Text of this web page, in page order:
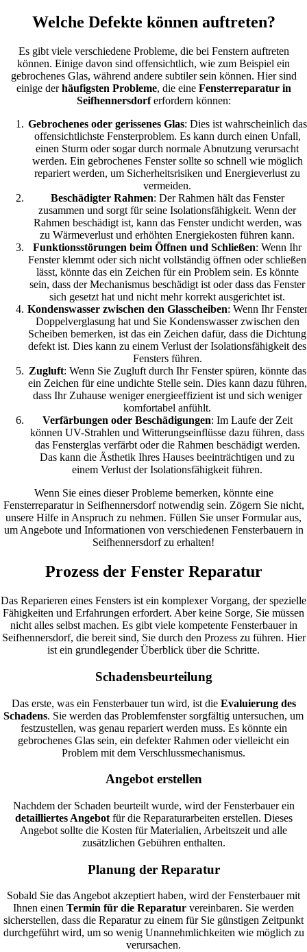
Welche Defekte können auftreten?
Es gibt viele verschiedene Probleme, die bei Fenstern auftreten
können. Einige davon sind offensichtlich, wie zum Beispiel ein
gebrochenes Glas, während andere subtiler sein können. Hier sind
einige derhäufigsten Probleme, die eine Fensterreparatur in
Seifhennersdorferfordern können:
Gebrochenes oder gerissenes Glas: Dies ist wahrscheinlich das
offensichtlichste Fensterproblem. Es kann durch einen Unfall,
einen Sturm oder sogar durch normale Abnutzung verursacht
werden. Ein gebrochenes Fenster sollte so schnell wie möglich
repariert werden, um Sicherheitsrisiken und Energieverlust zu
vermeiden.
Beschädigter Rahmen: Der Rahmen hält das Fenster
zusammen und sorgt für seine Isolationsfähigkeit. Wenn der
Rahmen beschädigt ist, kann das Fenster undicht werden, was
zu Wärmeverlust und erhöhten Energiekosten führen kann.
Funktionsstörungen beim Öffnen und Schließen: Wenn Ihr
Fenster klemmt oder sich nicht vollständig öffnen oder schließen
lässt, könnte das ein Zeichen für ein Problem sein. Es könnte
sein, dass der Mechanismus beschädigt ist oder dass das Fenster
sich gesetzt hat und nicht mehr korrekt ausgerichtet ist.
Kondenswasser zwischen den Glasscheiben: Wenn Ihr Fenster
Doppelverglasung hat und Sie Kondenswasser zwischen den
Scheiben bemerken, ist das ein Zeichen dafür, dass die Dichtung
defekt ist. Dies kann zu einem Verlust der Isolationsfähigkeit des
Fensters führen.
Zugluft: Wenn Sie Zugluft durch Ihr Fenster spüren, könnte das
ein Zeichen für eine undichte Stelle sein. Dies kann dazu führen,
dass Ihr Zuhause weniger energieeffizient ist und sich weniger
komfortabel anfühlt.
Verfärbungen oder Beschädigungen: Im Laufe der Zeit
können UV-Strahlen und Witterungseinflüsse dazu führen, dass
das Fensterglas verfärbt oder die Rahmen beschädigt werden.
Das kann die Ästhetik Ihres Hauses beeinträchtigen und zu
einem Verlust der Isolationsfähigkeit führen.
Wenn Sie eines dieser Probleme bemerken, könnte eine
Fensterreparatur in Seifhennersdorf notwendig sein. Zögern Sie nicht,
unsere Hilfe in Anspruch zu nehmen. Füllen Sie unser Formular aus,
um Angebote und Informationen von verschiedenen Fensterbauern in
Seifhennersdorf zu erhalten!
Prozess der Fenster Reparatur
Das Reparieren eines Fensters ist ein komplexer Vorgang, der spezielle
Fähigkeiten und Erfahrungen erfordert. Aber keine Sorge, Sie müssen
nicht alles selbst machen. Es gibt viele kompetente Fensterbauer in
Seifhennersdorf, die bereit sind, Sie durch den Prozess zu führen. Hier
ist ein grundlegender Überblick über die Schritte.
Schadensbeurteilung
Das erste, was ein Fensterbauer tun wird, ist die Evaluierung des
Schadens. Sie werden das Problemfenster sorgfältig untersuchen, um
festzustellen, was genau repariert werden muss. Es könnte ein
gebrochenes Glas sein, ein defekter Rahmen oder vielleicht ein
Problem mit dem Verschlussmechanismus.
Angebot erstellen
Nachdem der Schaden beurteilt wurde, wird der Fensterbauer ein
detailliertes Angebotfür die Reparaturarbeiten erstellen. Dieses
Angebot sollte die Kosten für Materialien, Arbeitszeit und alle
zusätzlichen Gebühren enthalten.
Planung der Reparatur
Sobald Sie das Angebot akzeptiert haben, wird der Fensterbauer mit
Ihnen einen Termin für die Reparatur vereinbaren. Sie werden
sicherstellen, dass die Reparatur zu einem für Sie günstigen Zeitpunkt
durchgeführt wird, um so wenig Unannehmlichkeiten wie möglich zu
verursachen.